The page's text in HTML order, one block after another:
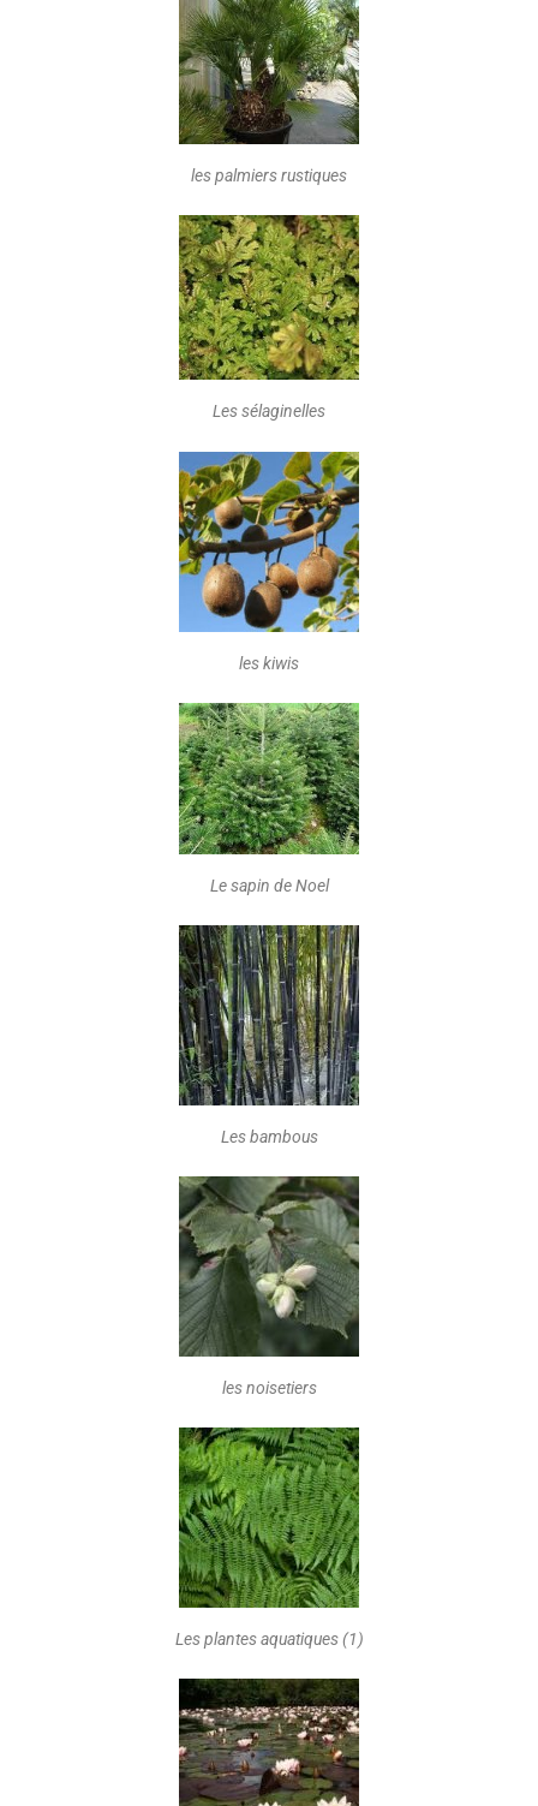
les palmiers rustiques
Les sélaginelles
les kiwis
Le sapin de Noel
Les bambous
les noisetiers
Les plantes aquatiques (1)